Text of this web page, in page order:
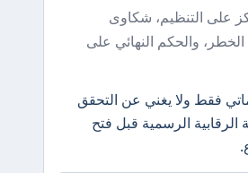
على التنظيم، شكاوى
والحكم النهائي على
فقط ولا يغني عن التحقق
الرقابية الرسمية قبل فتح